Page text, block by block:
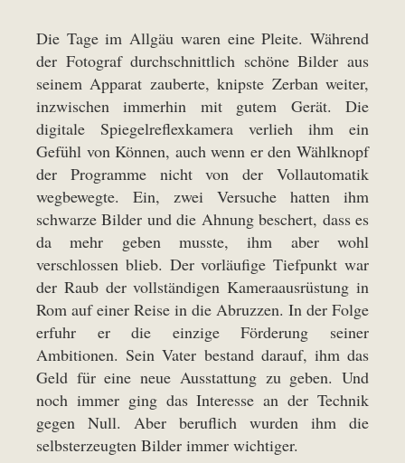
Die Tage im Allgäu waren eine Pleite. Während
der Fotograf durchschnittlich schöne Bilder aus
seinem Apparat zauberte, knipste Zerban weiter,
inzwischen immerhin mit gutem Gerät. Die
digitale Spiegelreflexkamera verlieh ihm ein
Gefühl von Können, auch wenn er den Wählknopf
der Programme nicht von der Vollautomatik
wegbewegte. Ein, zwei Versuche hatten ihm
schwarze Bilder und die Ahnung beschert, dass es
da mehr geben musste, ihm aber wohl
verschlossen blieb. Der vorläufige Tiefpunkt war
der Raub der vollständigen Kameraausrüstung in
Rom auf einer Reise in die Abruzzen. In der Folge
erfuhr er die einzige Förderung seiner
Ambitionen. Sein Vater bestand darauf, ihm das
Geld für eine neue Ausstattung zu geben. Und
noch immer ging das Interesse an der Technik
gegen Null. Aber beruflich wurden ihm die
selbsterzeugten Bilder immer wichtiger.